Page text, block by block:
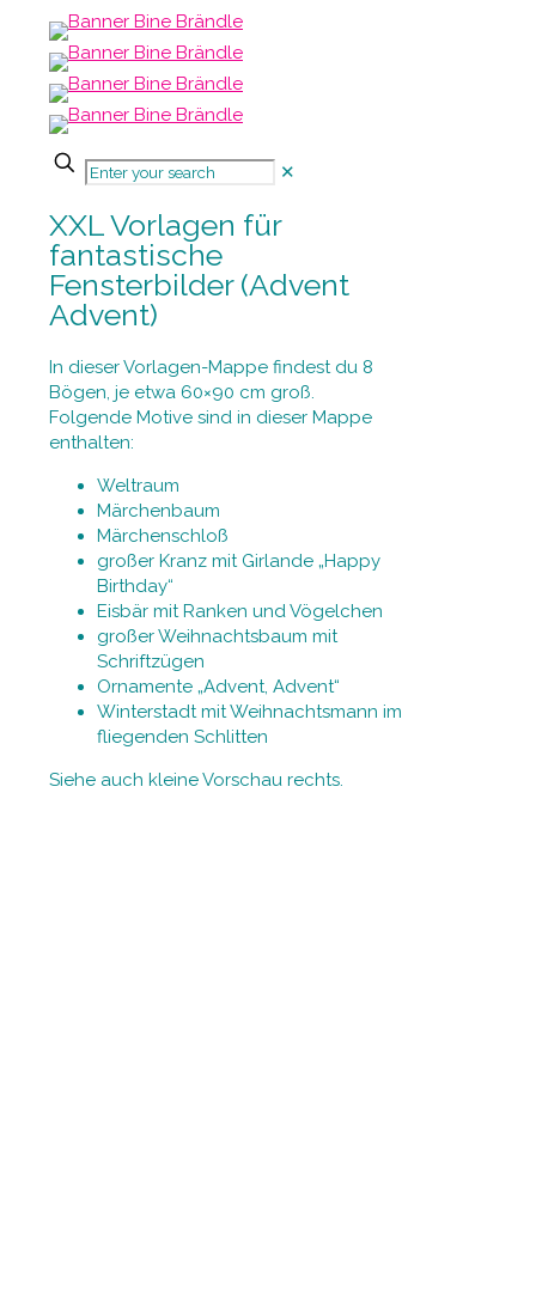
✕
XXL Vorlagen für
fantastische
Fensterbilder (Advent
Advent)
In dieser Vorlagen-Mappe findest du 8
Bögen, je etwa 60×90 cm groß.
Folgende Motive sind in dieser Mappe
enthalten:
Weltraum
Märchenbaum
Märchenschloß
großer Kranz mit Girlande „Happy
Birthday“
Eisbär mit Ranken und Vögelchen
großer Weihnachtsbaum mit
Schriftzügen
Ornamente „Advent, Advent“
Winterstadt mit Weihnachtsmann im
fliegenden Schlitten
Siehe auch kleine Vorschau rechts.